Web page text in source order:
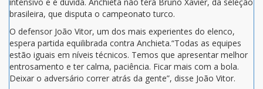
brasileira, que disputa o campeonato turco.
O defensor João Vitor, um dos mais experientes do elenco,
espera partida equilibrada contra Anchieta.“Todas as equipes
estão iguais em níveis técnicos. Temos que apresentar melhor
entrosamento e ter calma, paciência. Ficar mais com a bola.
Deixar o adversário correr atrás da gente”, disse João Vitor.